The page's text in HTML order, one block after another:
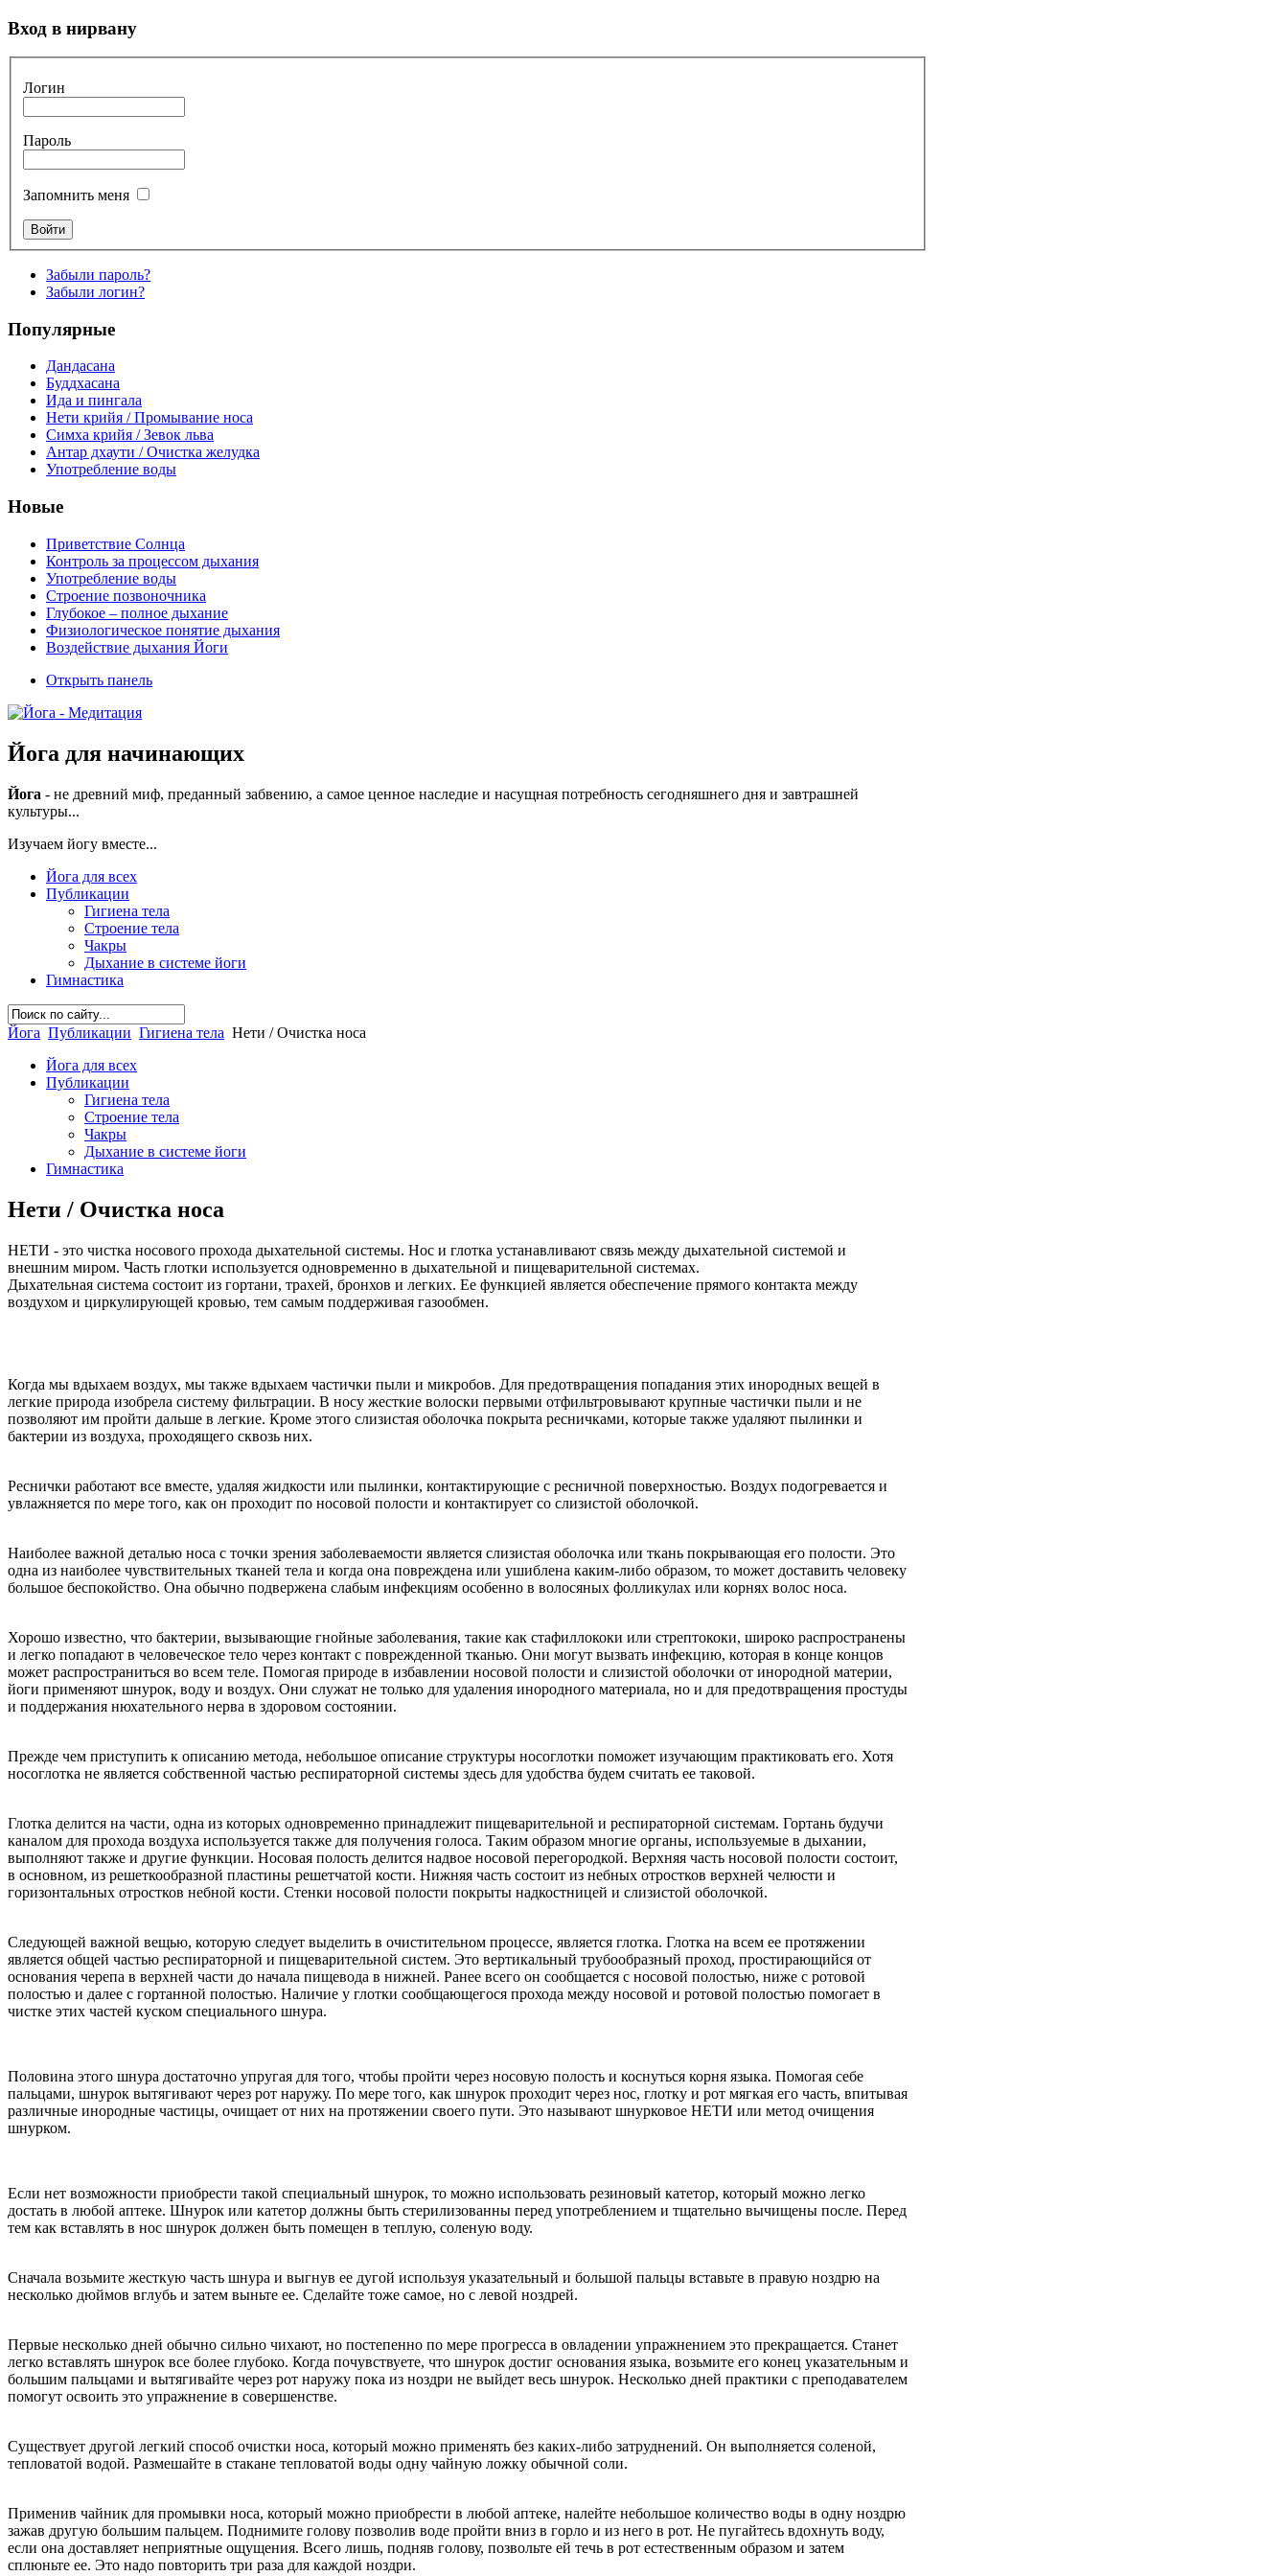
Вход в нирвану
Логин
Пароль
Запомнить меня
Забыли пароль?
Забыли логин?
Популярные
Дандасана
Буддхасана
Ида и пингала
Нети крийя / Промывание носа
Симха крийя / Зевок льва
Антар дхаути / Очистка желудка
Употребление воды
Новые
Приветствие Солнца
Контроль за процессом дыхания
Употребление воды
Строение позвоночника
Глубокое – полное дыхание
Физиологическое понятие дыхания
Воздействие дыхания Йоги
Открыть панель
Йога для начинающих
Йога - не древний миф, преданный забвению, а самое ценное наследие и насущная потребность сегодняшнего дня и завтрашней
культуры...
Изучаем йогу вместе...
Йога для всех
Публикации
Гигиена тела
Строение тела
Чакры
Дыхание в системе йоги
Гимнастика
Йога Публикации Гигиена тела Нети / Очистка носа
Йога для всех
Публикации
Гигиена тела
Строение тела
Чакры
Дыхание в системе йоги
Гимнастика
Нети / Очистка носа
НЕТИ - это чистка носового прохода дыхательной системы. Нос и глотка устанавливают связь между дыхательной системой и
внешним миром. Часть глотки используется одновременно в дыхательной и пищеварительной системах.
Дыхательная система состоит из гортани, трахей, бронхов и легких. Ее функцией является обеспечение прямого контакта между
воздухом и циркулирующей кровью, тем самым поддерживая газообмен.
Когда мы вдыхаем воздух, мы также вдыхаем частички пыли и микробов. Для предотвращения попадания этих инородных вещей в
легкие природа изобрела систему фильтрации. В носу жесткие волоски первыми отфильтровывают крупные частички пыли и не
позволяют им пройти дальше в легкие. Кроме этого слизистая оболочка покрыта ресничками, которые также удаляют пылинки и
бактерии из воздуха, проходящего сквозь них.
Реснички работают все вместе, удаляя жидкости или пылинки, контактирующие с ресничной поверхностью. Воздух подогревается и
увлажняется по мере того, как он проходит по носовой полости и контактирует со слизистой оболочкой.
Наиболее важной деталью носа с точки зрения заболеваемости является слизистая оболочка или ткань покрывающая его полости. Это
одна из наиболее чувствительных тканей тела и когда она повреждена или ушиблена каким-либо образом, то может доставить человеку
большое беспокойство. Она обычно подвержена слабым инфекциям особенно в волосяных фолликулах или корнях волос носа.
Хорошо известно, что бактерии, вызывающие гнойные заболевания, такие как стафиллококи или стрептококи, широко распространены
и легко попадают в человеческое тело через контакт с поврежденной тканью. Они могут вызвать инфекцию, которая в конце концов
может распространиться во всем теле. Помогая природе в избавлении носовой полости и слизистой оболочки от инородной материи,
йоги применяют шнурок, воду и воздух. Они служат не только для удаления инородного материала, но и для предотвращения простуды
и поддержания нюхательного нерва в здоровом состоянии.
Прежде чем приступить к описанию метода, небольшое описание структуры носоглотки поможет изучающим практиковать его. Хотя
носоглотка не является собственной частью респираторной системы здесь для удобства будем считать ее таковой.
Глотка делится на части, одна из которых одновременно принадлежит пищеварительной и респираторной системам. Гортань будучи
каналом для прохода воздуха используется также для получения голоса. Таким образом многие органы, используемые в дыхании,
выполняют также и другие функции. Носовая полость делится надвое носовой перегородкой. Верхняя часть носовой полости состоит,
в основном, из решеткообразной пластины решетчатой кости. Нижняя часть состоит из небных отростков верхней челюсти и
горизонтальных отростков небной кости. Стенки носовой полости покрыты надкостницей и слизистой оболочкой.
Следующей важной вещью, которую следует выделить в очистительном процессе, является глотка. Глотка на всем ее протяжении
является общей частью респираторной и пищеварительной систем. Это вертикальный трубообразный проход, простирающийся от
основания черепа в верхней части до начала пищевода в нижней. Ранее всего он сообщается с носовой полостью, ниже с ротовой
полостью и далее с гортанной полостью. Наличие у глотки сообщающегося прохода между носовой и ротовой полостью помогает в
чистке этих частей куском специального шнура.
Половина этого шнура достаточно упругая для того, чтобы пройти через носовую полость и коснуться корня языка. Помогая себе
пальцами, шнурок вытягивают через рот наружу. По мере того, как шнурок проходит через нос, глотку и рот мягкая его часть, впитывая
различные инородные частицы, очищает от них на протяжении своего пути. Это называют шнурковое НЕТИ или метод очищения
шнурком.
Если нет возможности приобрести такой специальный шнурок, то можно использовать резиновый катетор, который можно легко
достать в любой аптеке. Шнурок или катетор должны быть стерилизованны перед употреблением и тщательно вычищены после. Перед
тем как вставлять в нос шнурок должен быть помещен в теплую, соленую воду.
Сначала возьмите жесткую часть шнура и выгнув ее дугой используя указательный и большой пальцы вставьте в правую ноздрю на
несколько дюймов вглубь и затем выньте ее. Сделайте тоже самое, но с левой ноздрей.
Первые несколько дней обычно сильно чихают, но постепенно по мере прогресса в овладении упражнением это прекращается. Станет
легко вставлять шнурок все более глубоко. Когда почувствуете, что шнурок достиг основания языка, возьмите его конец указательным и
большим пальцами и вытягивайте через рот наружу пока из ноздри не выйдет весь шнурок. Несколько дней практики с преподавателем
помогут освоить это упражнение в совершенстве.
Существует другой легкий способ очистки носа, который можно применять без каких-либо затруднений. Он выполняется соленой,
тепловатой водой. Размешайте в стакане тепловатой воды одну чайную ложку обычной соли.
Применив чайник для промывки носа, который можно приобрести в любой аптеке, налейте небольшое количество воды в одну ноздрю
зажав другую большим пальцем. Поднимите голову позволив воде пройти вниз в горло и из него в рот. Не пугайтесь вдохнуть воду,
если она доставляет неприятные ощущения. Всего лишь, подняв голову, позвольте ей течь в рот естественным образом и затем
сплюньте ее. Это надо повторить три раза для каждой ноздри.